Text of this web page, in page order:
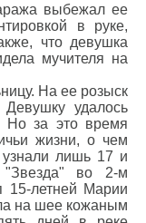
выбежал ее
в руке,
что девушка
мучителя на
На ее розыск
удалось
Но за это время
жизни, о чем
узнали лишь 17 и
во 2-м
15-летней Марии
на шее кожаным